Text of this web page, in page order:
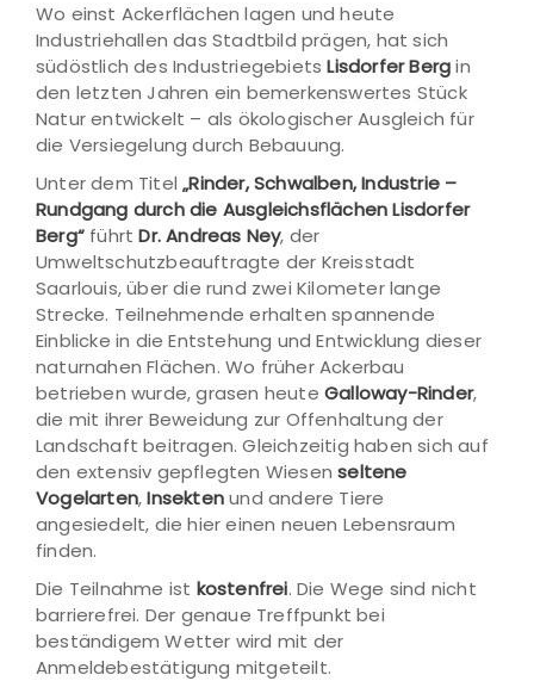
Wo einst Ackerflächen lagen und heute
Industriehallen das Stadtbild prägen, hat sich
südöstlich des IndustriegebietsLisdorfer Bergin
den letzten Jahren ein bemerkenswertes Stück
Natur entwickelt – als ökologischer Ausgleich für
die Versiegelung durch Bebauung.
Unter dem Titel„Rinder, Schwalben, Industrie –
Rundgang durch die Ausgleichsflächen Lisdorfer
Berg“ führtDr. Andreas Ney, der
Umweltschutzbeauftragte der Kreisstadt
Saarlouis, über die rund zwei Kilometer lange
Strecke. Teilnehmende erhalten spannende
Einblicke in die Entstehung und Entwicklung dieser
naturnahen Flächen. Wo früher Ackerbau
betrieben wurde, grasen heute Galloway-Rinder,
die mit ihrer Beweidung zur Offenhaltung der
Landschaft beitragen. Gleichzeitig haben sich auf
den extensiv gepflegten Wiesenseltene
Vogelarten,Insektenund andere Tiere
angesiedelt, die hier einen neuen Lebensraum
finden.
Die Teilnahme ist kostenfrei. Die Wege sind nicht
barrierefrei. Der genaue Treffpunkt bei
beständigem Wetter wird mit der
Anmeldebestätigung mitgeteilt.